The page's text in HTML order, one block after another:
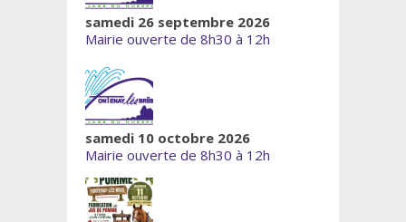
samedi 26 septembre 2026
Mairie ouverte de 8h30 à 12h
samedi 10 octobre 2026
Mairie ouverte de 8h30 à 12h